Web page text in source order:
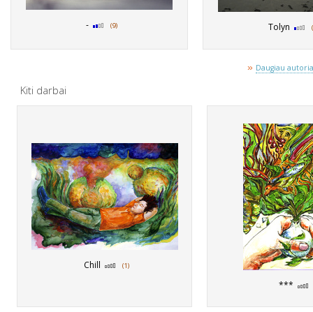
- (9) Tolyn
» Daugiau
Kiti darbai
Chill (1)
***